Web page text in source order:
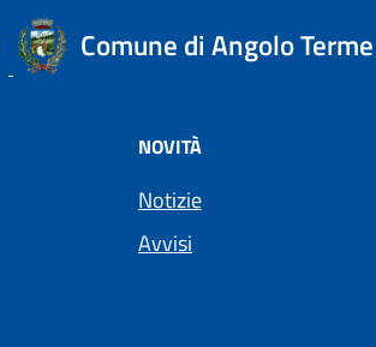
Comune di Angolo Terme
NOVITÀ
Notizie
Avvisi